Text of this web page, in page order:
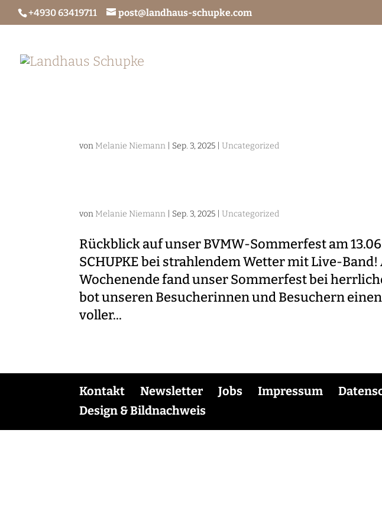
+4930 63419711 post@landhaus-schupke.com
von Melanie Niemann Sep. 3, 2025 |Uncategorized
von Melanie Niemann Sep. 3, 2025 |Uncategorized
Rückblick auf unser BVMW-Sommerfest am
SCHUPKE bei strahlendem Wetter mit Live-
Wochenende fand unser Sommerfest bei
bot unseren Besucherinnen und Besuchern
voller...
Kontakt Newsletter Jobs Impressum
Design & Bildnachweis